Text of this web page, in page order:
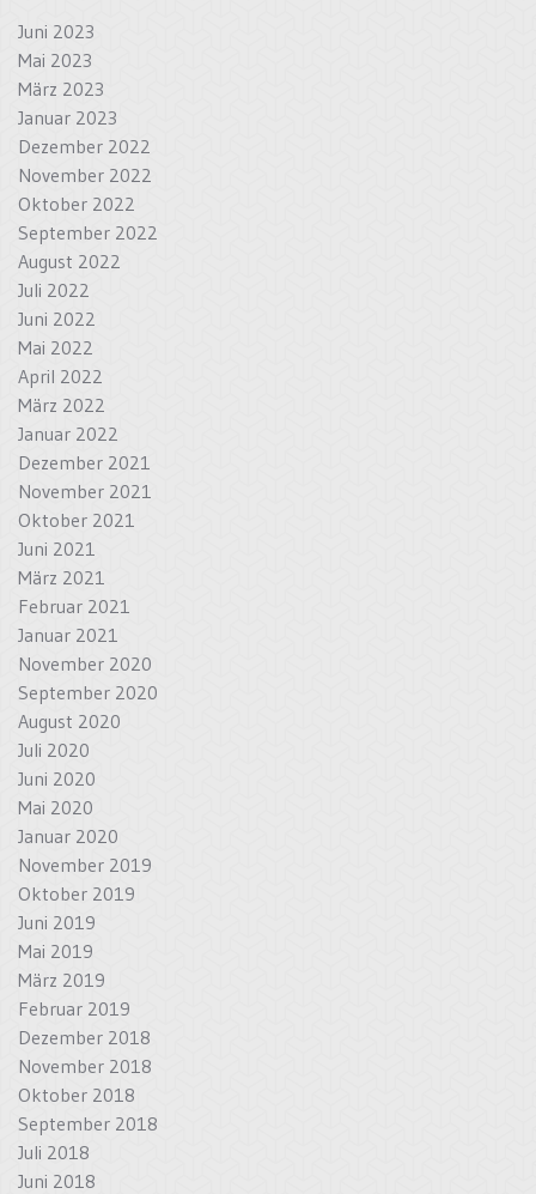
Juni 2023
Mai 2023
März 2023
Januar 2023
Dezember 2022
November 2022
Oktober 2022
September 2022
August 2022
Juli 2022
Juni 2022
Mai 2022
April 2022
März 2022
Januar 2022
Dezember 2021
November 2021
Oktober 2021
Juni 2021
März 2021
Februar 2021
Januar 2021
November 2020
September 2020
August 2020
Juli 2020
Juni 2020
Mai 2020
Januar 2020
November 2019
Oktober 2019
Juni 2019
Mai 2019
März 2019
Februar 2019
Dezember 2018
November 2018
Oktober 2018
September 2018
Juli 2018
Juni 2018